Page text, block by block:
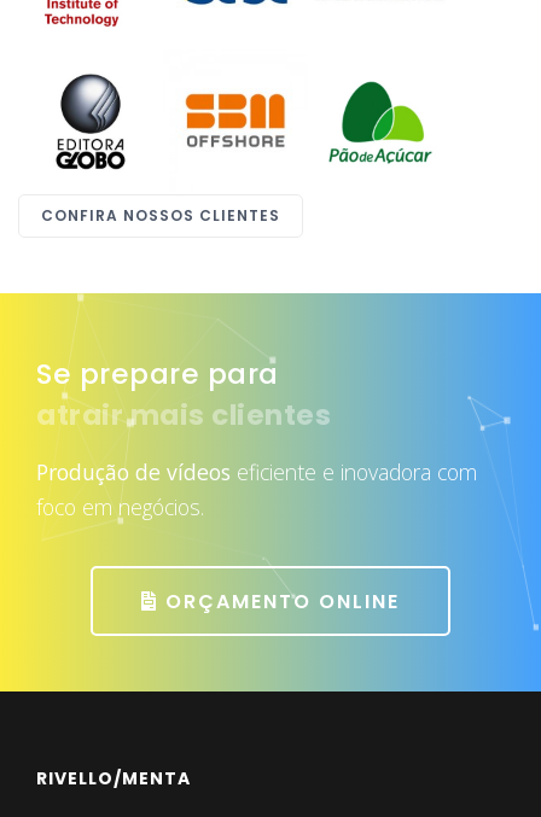
CONFIRA NOSSOS CLIENTES
Se prepare para
atrair mais clientes
Produção de vídeos eficiente e inovadora com
foco em negócios.
ORÇAMENTO ONLINE
RIVELLO/MENTA